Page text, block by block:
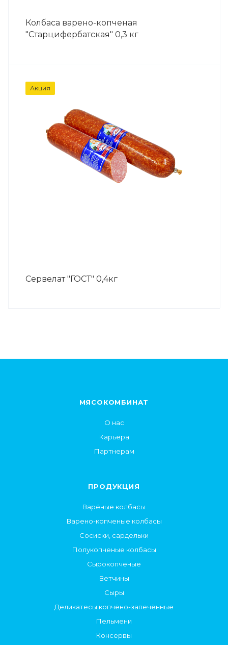
Колбаса варено-копченая
"Старцифербатская" 0,3 кг
Акция
Сервелат "ГОСТ" 0,4кг
МЯСОКОМБИНАТ
О нас
Карьера
Партнерам
ПРОДУКЦИЯ
Варёные колбасы
Варено-копченые колбасы
Сосиски, сардельки
Полукопченые колбасы
Сырокопченые
Ветчины
Сыры
Деликатесы копчёно-запечённые
Пельмени
Консервы